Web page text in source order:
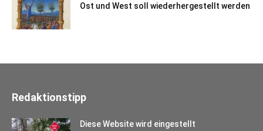
Ost und West soll wiederhergestellt werden
Redaktionstipp
Diese Website wird eingestellt